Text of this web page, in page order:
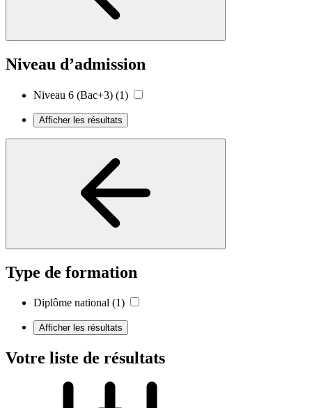
Niveau d’admission
Niveau 6 (Bac+3) (1)
Afficher les résultats
Type de formation
Diplôme national (1)
Afficher les résultats
Votre liste de résultats